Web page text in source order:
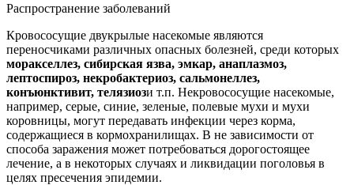
Распространение заболеваний
Кровососущие двукрылые насекомые являются
переносчиками различных опасных болезней, среди которых
моракселлез, сибирская язва, эмкар, анаплазмоз,
лептоспироз, некробактериоз, сальмонеллез,
конъюнктивит, телязиози т.п. Некровососущие насекомые,
например, серые, синие, зеленые, полевые мухи и мухи
коровницы, могут передавать инфекции через корма,
содержащиеся в кормохранилищах. В не зависимости от
способа заражения может потребоваться дорогостоящее
лечение, а в некоторых случаях и ликвидации поголовья в
целях пресечения эпидемии.